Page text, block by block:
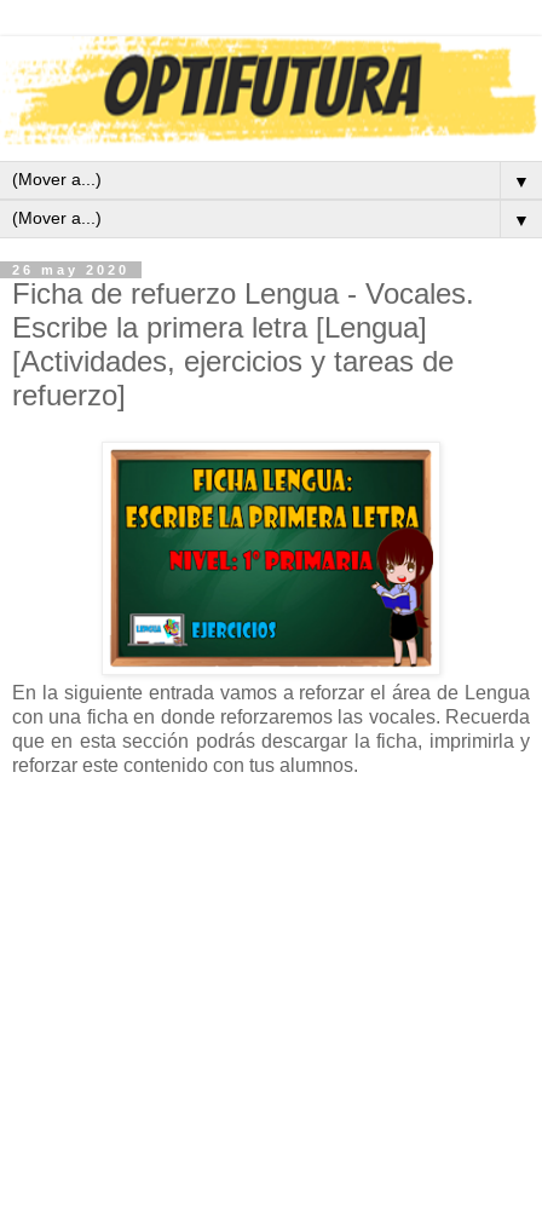
▼
▼
26 may 2020
Ficha de refuerzo Lengua - Vocales.
Escribe la primera letra [Lengua]
[Actividades, ejercicios y tareas de
refuerzo]
En la siguiente entrada vamos a reforzar el área de Lengua
con una ficha en donde reforzaremos las vocales. Recuerda
que en esta sección podrás descargar la ficha, imprimirla y
reforzar este contenido con tus alumnos.